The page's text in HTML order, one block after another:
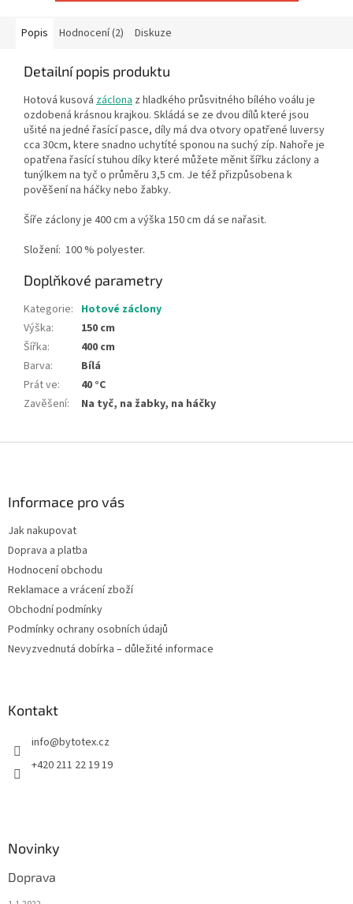
Popis Hodnocení (2) Diskuze
Detailní popis produktu
Hotová kusová záclona z hladkého průsvitného bílého voálu je
ozdobená krásnou krajkou. Skládá se ze dvou dílů které jsou
ušité na jedné řasící pasce, díly má dva otvory opatřené luversy
cca 30cm, ktere snadno uchytíté sponou na suchý zíp. Nahoře je
opatřena řasící stuhou díky které můžete měnit šířku záclony a
tunýlkem na tyč o průměru 3,5 cm. Je též přizpůsobena k
pověšení na háčky nebo žabky.
Šíře záclony je 400 cm a výška 150 cm dá se nařasit.
Složení: 100 % polyester.
Doplňkové parametry
Kategorie: Hotové záclony
Výška:
150 cm
Šířka:
400 cm
Barva:
Bílá
Prát ve:
40 °C
Zavěšení: Na tyč, na žabky, na háčky
Informace pro vás
Jak nakupovat
Doprava a platba
Hodnocení obchodu
Reklamace a vrácení zboží
Obchodní podmínky
Podmínky ochrany osobních údajů
Nevyzvednutá dobírka – důležité informace
Kontakt
info@bytotex.cz
+420 211 22 19 19
Novinky
Doprava